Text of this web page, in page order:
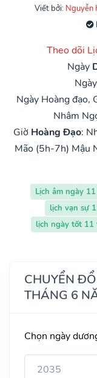
Viết bởi: Nguyễn
Theo dõi
Ngày
Ngày
Ngày Hoàng đạo,
Nhâm
Giờ Hoàng Đạo:
Mão (5h-7h) Mậu
Lịch âm ngày
lịch vạn sự
lịch ngày tốt 11
CHUYỂN
THÁNG 6
Chọn ngày